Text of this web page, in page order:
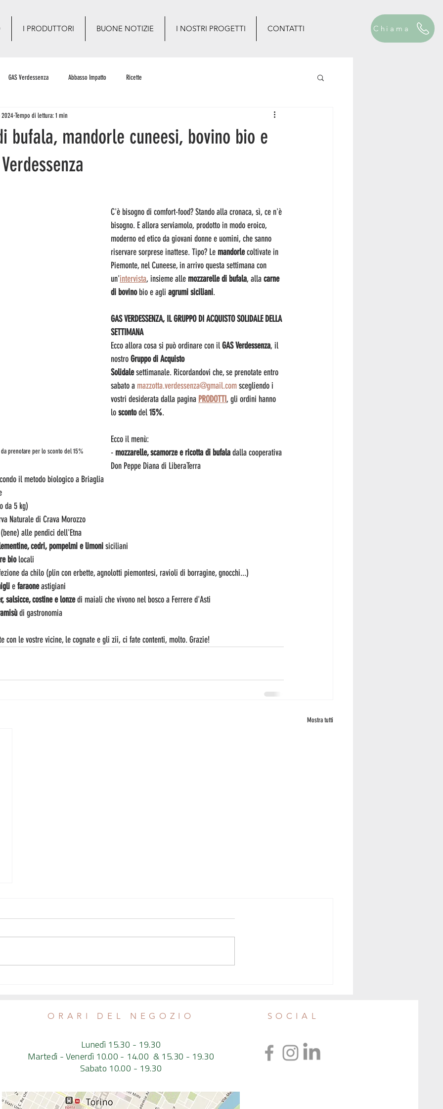
I PRODUTTORI BUONE NOTIZIE I NOSTRI PROGETTI CONTATTI Chiama
GAS Verdessenza Abbasso Impatto Ricette
bufala, mandorle cuneesi, bovino bio e
2024Tempo di lettura: 1 min
prenotare per lo sconto del 15%
C'è bisogno di comfort-food? Stando alla cronaca, sì, ce n'è
bisogno. E allora serviamolo, prodotto in modo eroico,
moderno ed etico da giovani donne e uomini, che sanno
riservare sorprese inattese. Tipo? Le mandorle coltivate in
Piemonte, nel Cuneese, in arrivo questa settimana con
un'intervista, insieme alle mozzarelle di bufala, alla carne
di bovino bio e agli agrumi siciliani.
GAS VERDESSENZA, IL GRUPPO DI ACQUISTO SOLIDALE DELLA
SETTIMANA
Ecco allora cosa si può ordinare con il GAS Verdessenza, il
nostro Gruppo di Acquisto
Solidale settimanale. Ricordandovi che, se prenotate entro
sabato a mazzotta.verdessenza@gmail.com scegliendo i
vostri desiderata dalla pagina PRODOTTI, gli ordini hanno
lo sconto del 15%.
Ecco il menù:
- mozzarelle, scamorze e ricotta di bufala dalla cooperativa
Don Peppe Diana di LiberaTerra
il metodo biologico a Briaglia
da 5 kg)
Naturale di Crava Morozzo
alle pendici dell'Etna
cedri, pompelmi e limoni siciliani
bio locali
da chilo (plin con erbette, agnolotti piemontesi, ravioli di borragine, gnocchi...)
e faraone astigiani
salsicce, costine e lonze di maiali che vivono nel bosco a Ferrere d'Asti
di gastronomia
con le vostre vicine, le cognate e gli zii, ci fate contenti, molto. Grazie!
Mostra tutti
ORARI DEL NEGOZIO
Lunedì 15.30 - 19.30
Martedì - Venerdì 10.00 - 14.00 & 15.30 - 19.30
Sabato 10.00 - 19.30
SOCIAL